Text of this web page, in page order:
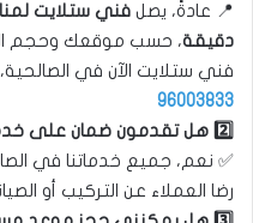
📍 عادةً، يصل فني ستلايت
دقيقة، حسب موقعك وحجم
فني ستلايت الآن في
96003833
2️⃣ هل تقدمون ضمان على خدماتكم؟
✅ نعم، جميع خدماتنا في
رضا العملاء عن التركيب أو